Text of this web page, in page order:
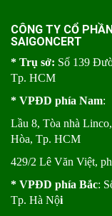
CÔNG TY CỔ
SAIGONCERT
* Trụ sở: Số 139
Tp. HCM
* VPĐD phía Nam:
Lầu 8, Tòa nhà
Hòa, Tp. HCM
429/2 Lê Văn Việt,
* VPĐD phía Bắc:
Tp. Hà Nội